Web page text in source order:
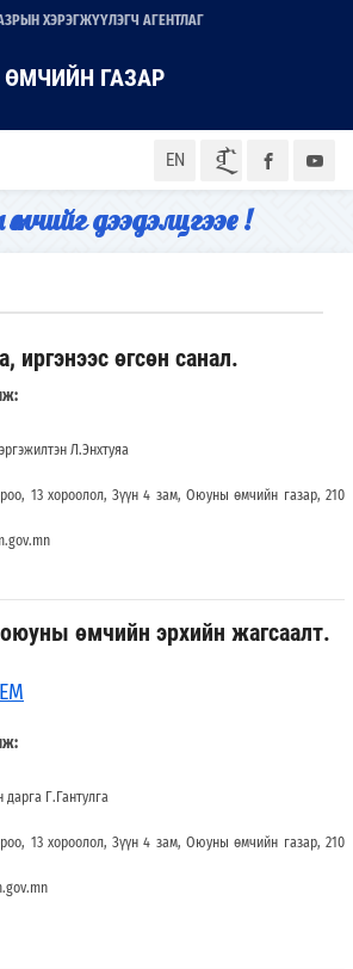
ХЭРЭГЖҮҮЛЭГЧ АГЕНТЛАГ
ГАЗАР
EN ᠮᠣᠨ
дээдэлцгээе !
иргэнээс өгсөн санал.
Л.Энхтуяа
13 хороолол, Зүүн 4 зам, Оюуны өмчийн газар, 210
өмчийн эрхийн жагсаалт.
Г.Гантулга
13 хороолол, Зүүн 4 зам, Оюуны өмчийн газар, 210